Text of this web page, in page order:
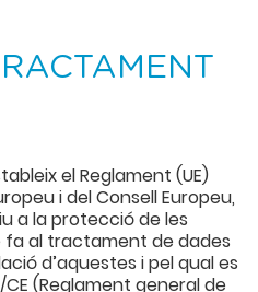
el Reglament (UE)
i del Consell Europeu,
a la protecció de les
fa al tractament de dades
d’aquestes i pel qual es
(Reglament general de